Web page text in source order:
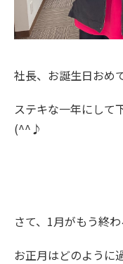
社長、お誕生日おめ
ステキな一年にして
さて、1月がもう終
お正月はどのように